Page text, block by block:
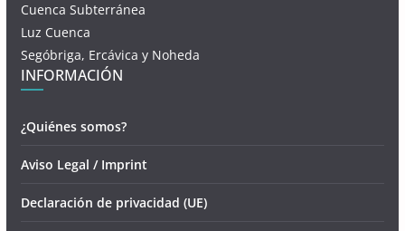
Cuenca Subterránea
Luz Cuenca
Segóbriga, Ercávica y Noheda
INFORMACIÓN
¿Quiénes somos?
Aviso Legal / Imprint
Declaración de privacidad (UE)